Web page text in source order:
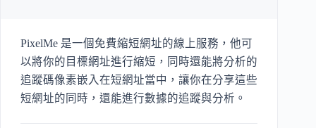
PixelMe 是一個免費縮短網址的線上服務，他可
以將你的目標網址進行縮短，同時還能將分析的
追蹤碼像素嵌入在短網址當中，讓你在分享這些
短網址的同時，還能進行數據的追蹤與分析。